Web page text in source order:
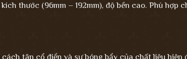
thước (96mm – 192mm), độ bền cao. Phù hợp
tân cổ điển và sự bóng bẩy của chất liệu hiện